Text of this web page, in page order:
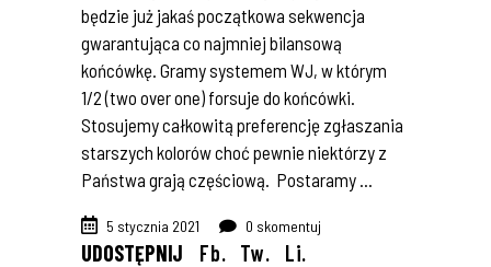
będzie już jakaś początkowa sekwencja
gwarantująca co najmniej bilansową
końcówkę. Gramy systemem WJ, w którym
1/2 (two over one) forsuje do końcówki.
Stosujemy całkowitą preferencję zgłaszania
starszych kolorów choć pewnie niektórzy z
Państwa grają częściową. Postaramy
5 stycznia 2021 0 skomentuj
UDOSTĘPNIJ Fb. Tw. Li.